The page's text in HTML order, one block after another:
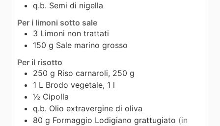
q.b. Semi di nigella
Per i limoni sotto sale
3 Limoni non trattati
150 g Sale marino grosso
Per il risotto
250 g Riso carnaroli, 250 g
1 L Brodo vegetale, 1 l
½ Cipolla
q.b. Olio extravergine di oliva
80 g Formaggio Lodigiano grattugiato (in